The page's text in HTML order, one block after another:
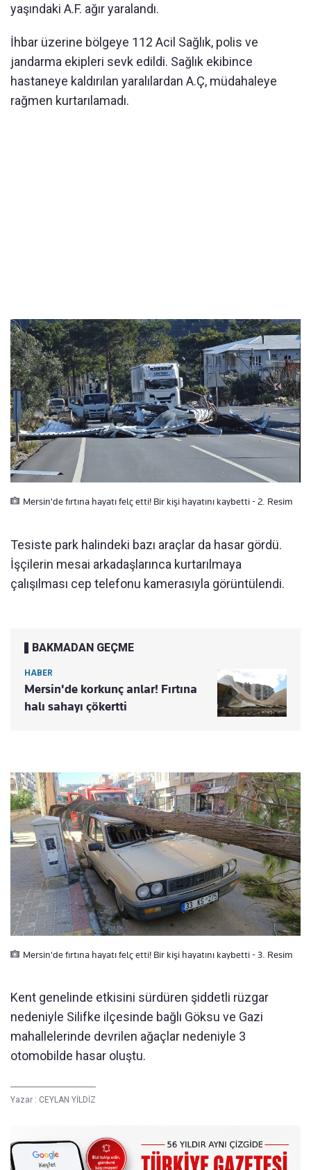
yaşındaki A.F. ağır yaralandı.
İhbar üzerine bölgeye 112 Acil Sağlık, polis ve
jandarma ekipleri sevk edildi. Sağlık ekibince
hastaneye kaldırılan yaralılardan A.Ç, müdahaleye
rağmen kurtarılamadı.
Mersin'de fırtına hayatı felç etti! Bir kişi hayatını kaybetti - 2. Resim
Tesiste park halindeki bazı araçlar da hasar gördü.
İşçilerin mesai arkadaşlarınca kurtarılmaya
çalışılması cep telefonu kamerasıyla görüntülendi.
BAKMADAN GEÇME
HABER
Mersin'de korkunç anlar! Fırtına
halı sahayı çökertti
Mersin'de fırtına hayatı felç etti! Bir kişi hayatını kaybetti - 3. Resim
Kent genelinde etkisini sürdüren şiddetli rüzgar
nedeniyle Silifke ilçesinde bağlı Göksu ve Gazi
mahallelerinde devrilen ağaçlar nedeniyle 3
otomobilde hasar oluştu.
Yazar : CEYLAN YİLDİZ